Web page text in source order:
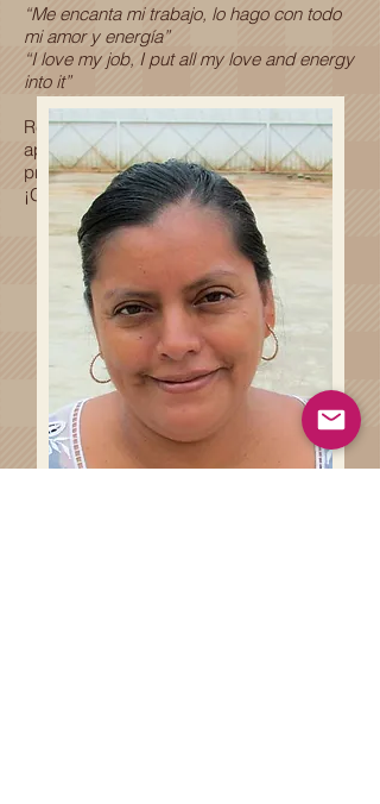
“Me encanta mi trabajo, lo hago con todo
mi amor y energía”
“I love my job, I put all my love and energy
into it”
Recuerda que al adquirir esta prenda
apoyas al desarrollo económico y
profesional de una familia Oaxaqueña.
¡Gracias por ser parte de esta historia!